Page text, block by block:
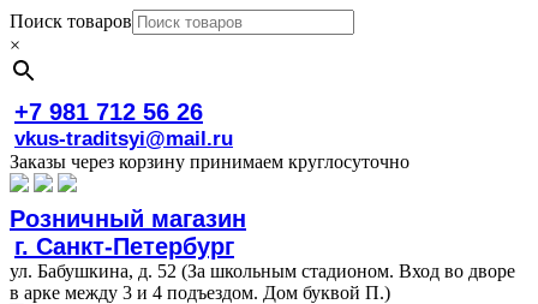
Поиск товаров
×
+7 981 712 56 26
vkus-traditsyi@mail.ru
Заказы через корзину принимаем круглосуточно
Розничный магазин
г. Санкт-Петербург
ул. Бабушкина, д. 52 (За школьным стадионом. Вход во дворе
в арке между 3 и 4 подъездом. Дом буквой П.)